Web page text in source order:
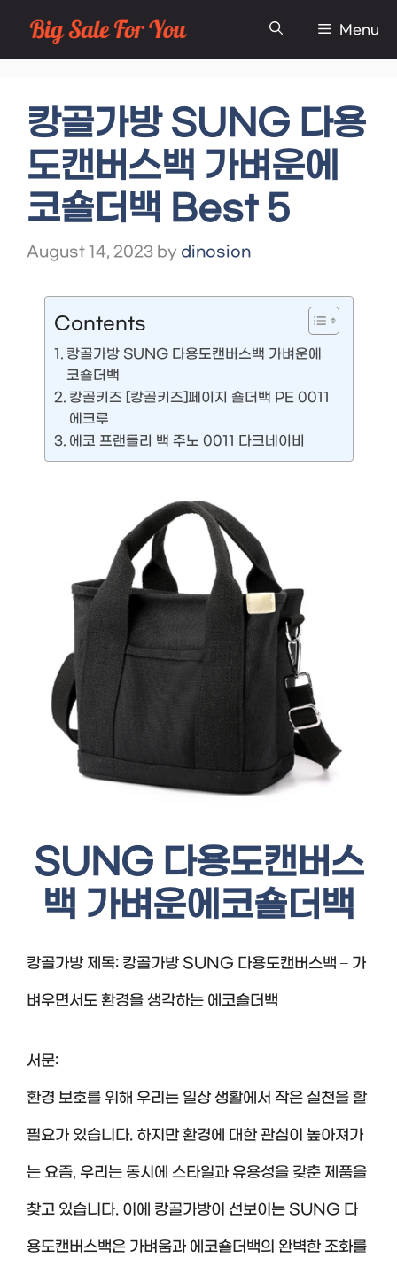
Skip
to
Menu
캉골가방 SUNG 다용
도캔버스백 가벼운에
코숄더백 Best 5
August 14, 2023 by dinosion
Contents
캉골가방 SUNG 다용도캔버스백 가벼운에
코숄더백
캉골키즈 [캉골키즈]페이지 숄더백 PE 0011
에크루
에코 프랜들리 백 주노 0011 다크네이비
SUNG 다용도캔버스
백 가벼운에코숄더백
캉골가방 제목: 캉골가방 SUNG 다용도캔버스백 – 가
벼우면서도 환경을 생각하는 에코숄더백
서문:
환경 보호를 위해 우리는 일상 생활에서 작은 실천을 할
필요가 있습니다. 하지만 환경에 대한 관심이 높아져가
는 요즘, 우리는 동시에 스타일과 유용성을 갖춘 제품을
찾고 있습니다. 이에 캉골가방이 선보이는 SUNG 다
용도캔버스백은 가벼움과 에코숄더백의 완벽한 조화를